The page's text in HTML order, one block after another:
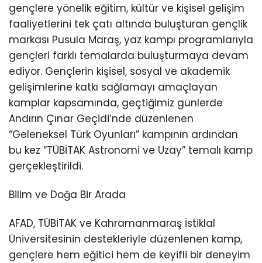
gençlere yönelik eğitim, kültür ve kişisel gelişim
faaliyetlerini tek çatı altında buluşturan gençlik
markası Pusula Maraş, yaz kampı programlarıyla
gençleri farklı temalarda buluşturmaya devam
ediyor. Gençlerin kişisel, sosyal ve akademik
gelişimlerine katkı sağlamayı amaçlayan
kamplar kapsamında, geçtiğimiz günlerde
Andırın Çınar Geçidi’nde düzenlenen
“Geleneksel Türk Oyunları” kampının ardından
bu kez “TÜBİTAK Astronomi ve Uzay” temalı kamp
gerçekleştirildi.
Bilim ve Doğa Bir Arada
AFAD, TÜBİTAK ve Kahramanmaraş İstiklal
Üniversitesinin destekleriyle düzenlenen kamp,
gençlere hem eğitici hem de keyifli bir deneyim